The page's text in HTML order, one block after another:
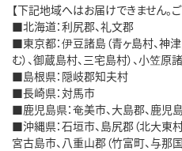
【下記地域へはお届けできません。ご
■北海道：利尻郡、礼文郡
■東京都：伊豆諸島（青ヶ島村、神
む）、御蔵島村、三宅島村）、小笠原
■島根県：隠岐郡知夫村
■長崎県：対馬市
■鹿児島県：奄美市、大島郡、鹿児
■沖縄県：石垣市、島尻郡（北大東村
宮古島市、八重山郡（竹富町、与那国